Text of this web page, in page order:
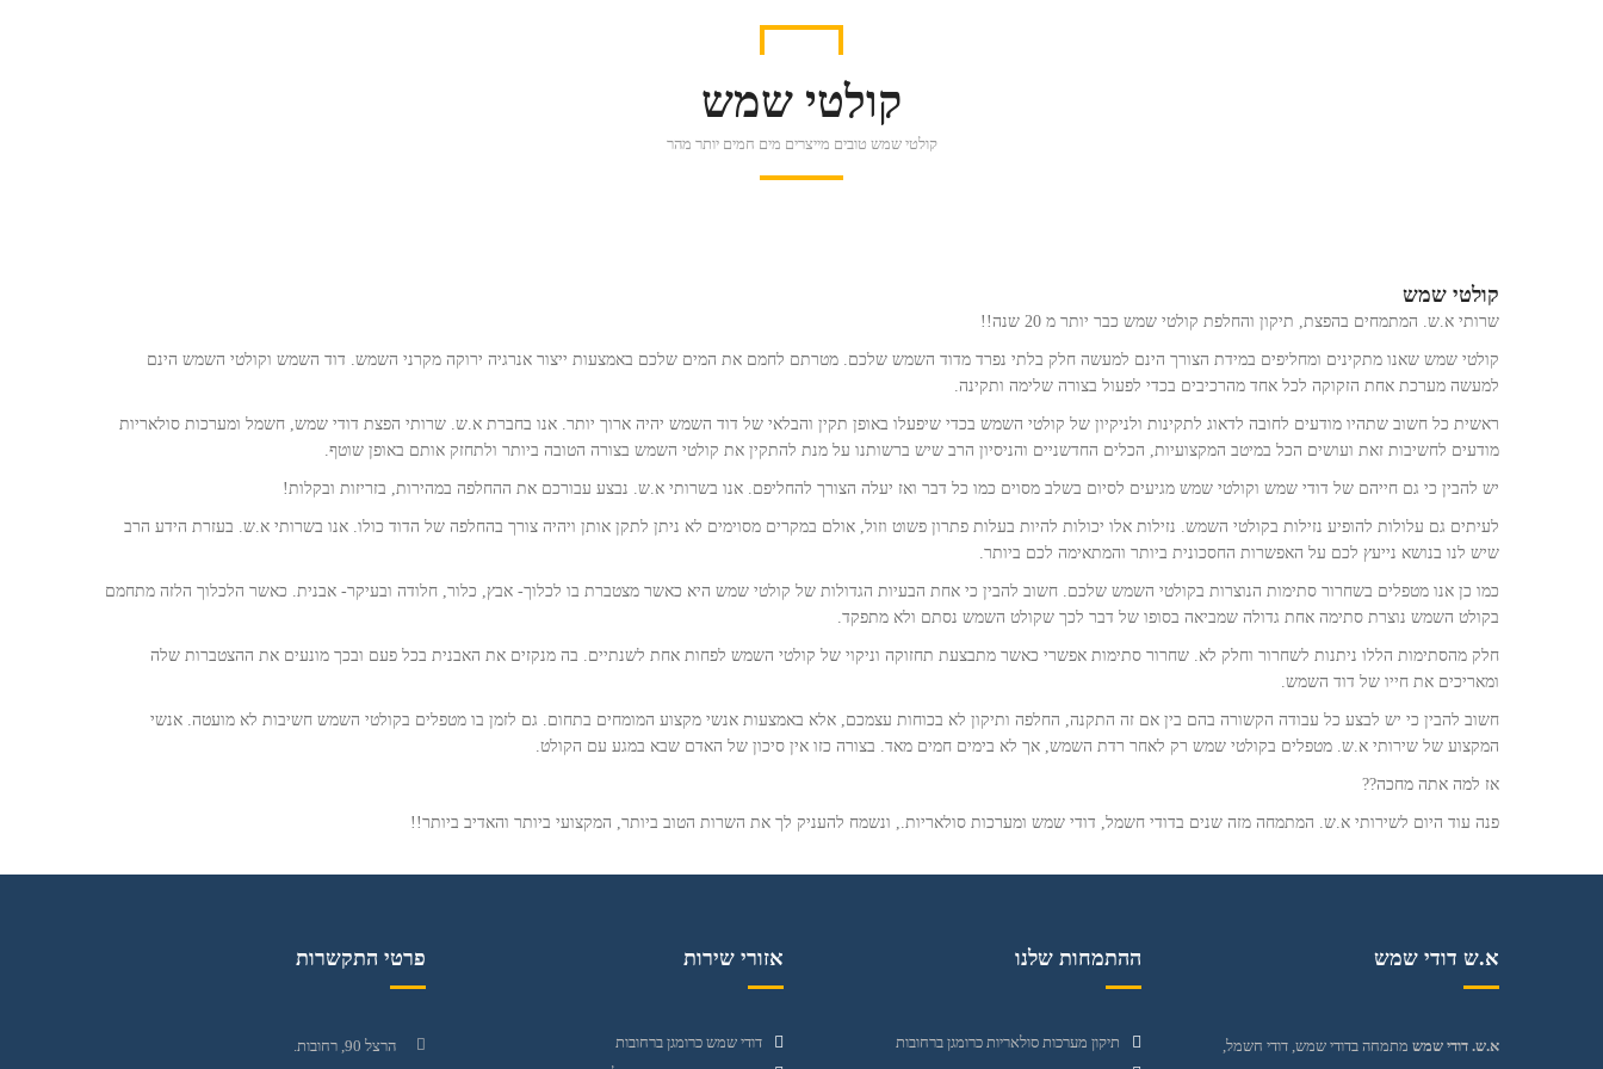
קולטי שמש
קולטי שמש טובים מייצרים מים חמים יותר מהר
קולטי שמש
שרותי א.ש. המתמחים בהפצת, תיקון והחלפת קולטי שמש כבר יותר מ 20 שנה!!
קולטי שמש שאנו מתקינים ומחליפים במידת הצורך הינם למעשה חלק בלתי נפרד מדוד השמש שלכם. מטרתם לחמם את המים שלכם באמצעות ייצור אנרגיה ירוקה מקרני השמש. דוד השמש וקולטי השמש הינם
למעשה מערכת אחת הזקוקה לכל אחד מהרכיבים בכדי לפעול בצורה שלימה ותקינה.
ראשית כל חשוב שתהיו מודעים לחובה לדאוג לתקינות ולניקיון של קולטי השמש בכדי שיפעלו באופן תקין והבלאי של דוד השמש יהיה ארוך יותר. אנו בחברת א.ש. שרותי הפצת דודי שמש, חשמל ומערכות סולאריות
מודעים לחשיבות זאת ועושים הכל במיטב המקצועיות, הכלים החדשניים והניסיון הרב שיש ברשותנו על מנת להתקין את קולטי השמש בצורה הטובה ביותר ולתחזק אותם באופן שוטף.
יש להבין כי גם חייהם של דודי שמש וקולטי שמש מגיעים לסיום בשלב מסוים כמו כל דבר ואז יעלה הצורך להחליפם. אנו בשרותי א.ש. נבצע עבורכם את ההחלפה במהירות, בזריזות ובקלות!
לעיתים גם עלולות להופיע נזילות בקולטי השמש. נזילות אלו יכולות להיות בעלות פתרון פשוט וזול, אולם במקרים מסוימים לא ניתן לתקן אותן ויהיה צורך בהחלפה של הדוד כולו. אנו בשרותי א.ש. בעזרת הידע הרב
שיש לנו בנושא נייעץ לכם על האפשרות החסכונית ביותר והמתאימה לכם ביותר.
כמו כן אנו מטפלים בשחרור סתימות הנוצרות בקולטי השמש שלכם. חשוב להבין כי אחת הבעיות הגדולות של קולטי שמש היא כאשר מצטברת בו לכלוך- אבץ, כלור, חלודה ובעיקר- אבנית. כאשר הלכלוך הלזה מתחמם
בקולט השמש נוצרת סתימה אחת גדולה שמביאה בסופו של דבר לכך שקולט השמש נסתם ולא מתפקד.
חלק מהסתימות הללו ניתנות לשחרור וחלק לא. שחרור סתימות אפשרי כאשר מתבצעת תחזוקה וניקוי של קולטי השמש לפחות אחת לשנתיים. בה מנקזים את האבנית בכל פעם ובכך מונעים את ההצטברות שלה
ומאריכים את חייו של דוד השמש.
חשוב להבין כי יש לבצע כל עבודה הקשורה בהם בין אם זה התקנה, החלפה ותיקון לא בכוחות עצמכם, אלא באמצעות אנשי מקצוע המומחים בתחום. גם לזמן בו מטפלים בקולטי השמש חשיבות לא מועטה. אנשי
המקצוע של שירותי א.ש. מטפלים בקולטי שמש רק לאחר רדת השמש, אך לא בימים חמים מאד. בצורה כזו אין סיכון של האדם שבא במגע עם הקולט.
אז למה אתה מחכה??
פנה עוד היום לשירותי א.ש. המתמחה מזה שנים בדודי חשמל, דודי שמש ומערכות סולאריות., ונשמח להעניק לך את השרות הטוב ביותר, המקצועי ביותר והאדיב ביותר!!
פרטי התקשרות
הרצל 90, רחובות.
אזורי שירות
דודי שמש כרומגן ברחובות
ההתמחות שלנו
תיקון מערכות סולאריות כרומגן ברחובות
א.ש דודי שמש
א.ש. דודי שמש מתמחה בדודי שמש, דודי חשמל,